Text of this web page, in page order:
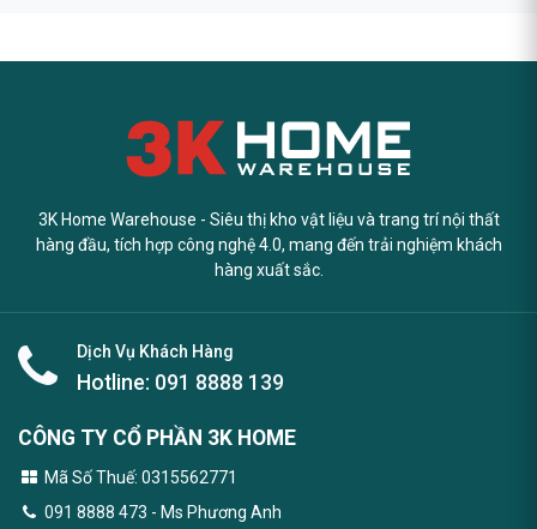
3K Home Warehouse - Siêu thị kho vật liệu và trang trí nội thất
hàng đầu, tích hợp công nghệ 4.0, mang đến trải nghiệm khách
hàng xuất sắc.
Dịch Vụ Khách Hàng
Hotline: 091 8888 139
CÔNG TY CỔ PHẦN 3K HOME
Mã Số Thuế: 0315562771
091 8888 473 - Ms Phương Anh